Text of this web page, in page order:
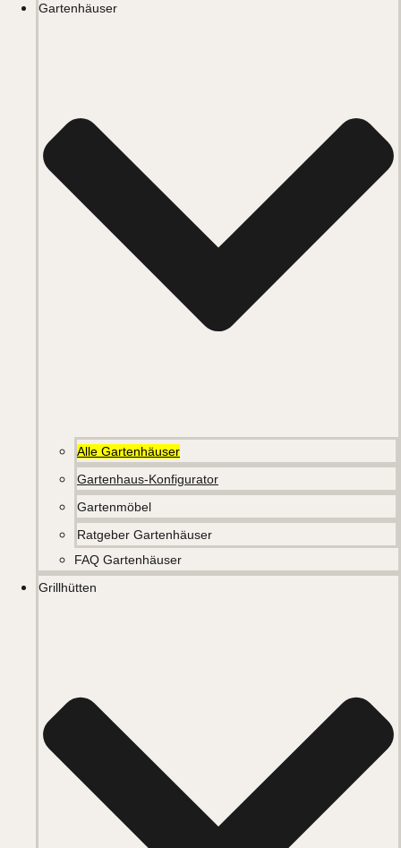
Gartenhäuser
Alle Gartenhäuser
Gartenhaus-Konfigurator
Gartenmöbel
Ratgeber Gartenhäuser
FAQ Gartenhäuser
Grillhütten